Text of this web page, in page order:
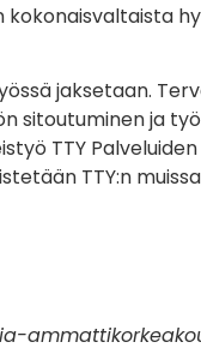
jaksetaan.
sitoutuminen ja
TTY
TTY:n